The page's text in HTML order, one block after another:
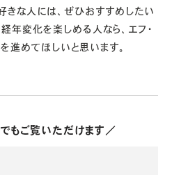
きな人には、ぜひおすすめしたい
年変化を楽しめる人なら、エフ・
進めてほしいと思います。
もご覧いただけます／